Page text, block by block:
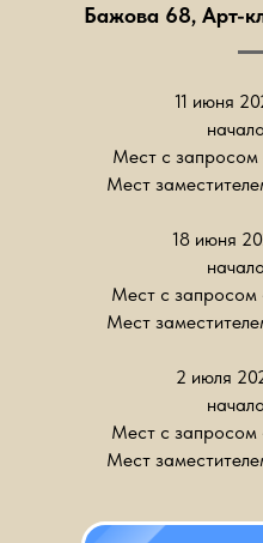
Бажова 68, Арт-
11 июня
Мест с запросом
Мест
18 июня
Мест с запросом
Мест
2 июля
Мест с запросом
Мест